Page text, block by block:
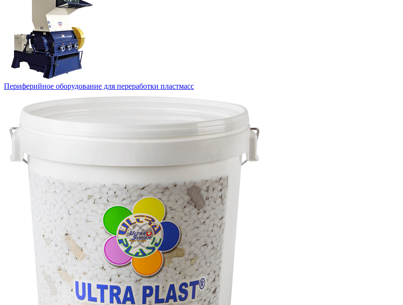
Периферийное оборудование для переработки пластмасс